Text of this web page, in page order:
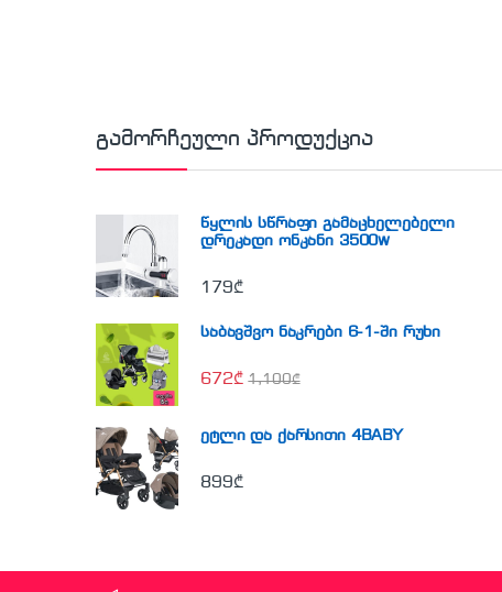
გამორჩეული პროდუქცია
წყლის სწრაფი გამაცხელებელი
დრეკადი ონკანი 3500w
179₾
საბავშვო ნაკრები 6-1-ში რუხი
672₾ 1,100₾
ეტლი და ქარსითი 4BABY
899₾